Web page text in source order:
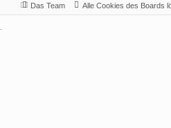
Alle Cookies des Boards
Das Team